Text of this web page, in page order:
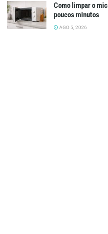
Como limpar o
poucos minutos
AGO 5, 2026